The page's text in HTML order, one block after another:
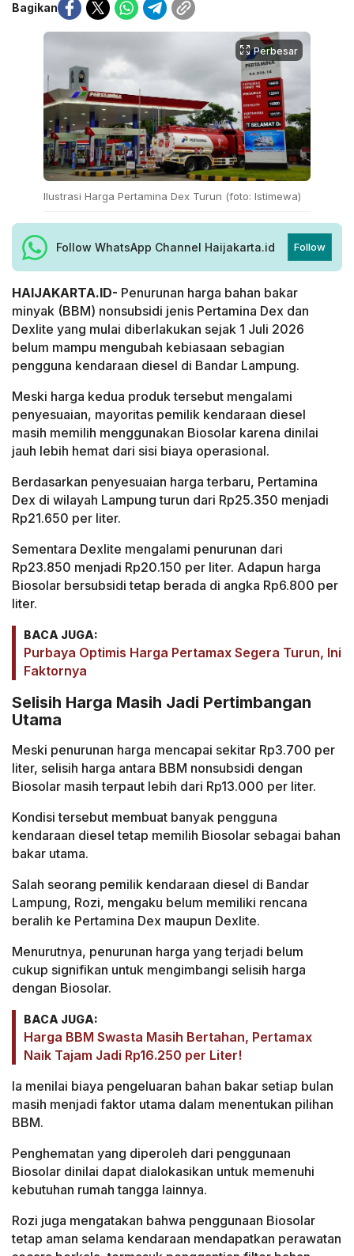
Bagikan
Perbesar
Ilustrasi Harga Pertamina Dex Turun (foto: Istimewa)
Follow WhatsApp Channel Haijakarta.id Follow
HAIJAKARTA.ID- Penurunan harga bahan bakar
minyak (BBM) nonsubsidi jenis Pertamina Dex dan
Dexlite yang mulai diberlakukan sejak 1 Juli 2026
belum mampu mengubah kebiasaan sebagian
pengguna kendaraan diesel di Bandar Lampung.
Meski harga kedua produk tersebut mengalami
penyesuaian, mayoritas pemilik kendaraan diesel
masih memilih menggunakan Biosolar karena dinilai
jauh lebih hemat dari sisi biaya operasional.
Berdasarkan penyesuaian harga terbaru, Pertamina
Dex di wilayah Lampung turun dari Rp25.350 menjadi
Rp21.650 per liter.
Sementara Dexlite mengalami penurunan dari
Rp23.850 menjadi Rp20.150 per liter. Adapun harga
Biosolar bersubsidi tetap berada di angka Rp6.800 per
liter.
BACA JUGA:
Purbaya Optimis Harga Pertamax Segera Turun, Ini
Faktornya
Selisih Harga Masih Jadi Pertimbangan
Utama
Meski penurunan harga mencapai sekitar Rp3.700 per
liter, selisih harga antara BBM nonsubsidi dengan
Biosolar masih terpaut lebih dari Rp13.000 per liter.
Kondisi tersebut membuat banyak pengguna
kendaraan diesel tetap memilih Biosolar sebagai bahan
bakar utama.
Salah seorang pemilik kendaraan diesel di Bandar
Lampung, Rozi, mengaku belum memiliki rencana
beralih ke Pertamina Dex maupun Dexlite.
Menurutnya, penurunan harga yang terjadi belum
cukup signifikan untuk mengimbangi selisih harga
dengan Biosolar.
BACA JUGA:
Harga BBM Swasta Masih Bertahan, Pertamax
Naik Tajam Jadi Rp16.250 per Liter!
Ia menilai biaya pengeluaran bahan bakar setiap bulan
masih menjadi faktor utama dalam menentukan pilihan
BBM.
Penghematan yang diperoleh dari penggunaan
Biosolar dinilai dapat dialokasikan untuk memenuhi
kebutuhan rumah tangga lainnya.
Rozi juga mengatakan bahwa penggunaan Biosolar
tetap aman selama kendaraan mendapatkan perawatan